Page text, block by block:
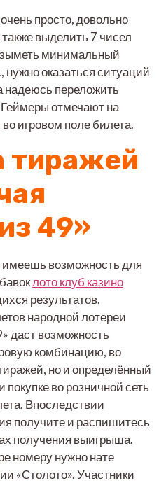
просто, довольно
выделить 7 чисел
минимальный
оказаться ситуаций
надеюсь переложить
отмечают на
игровом поле билета.
тиражей
49»
возможность для
лото клуб казино
результатов.
народной лотереи
даст возможность
комбинацию, во
но и определённый
во розничной сеть
Впоследствии
получите и распишитесь
получения выигрыша.
номеру нужно нате
«Столото». Участники